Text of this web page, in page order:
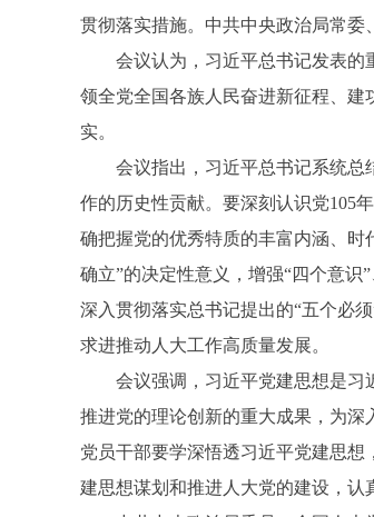
贯彻落实措施。中共中央政治局常委
会议认为，习近平总书记发表的重
领全党全国各族人民奋进新征程、
实。
会议指出，习近平总书记系统总结
作的历史性贡献。要深刻认识党105
确把握党的优秀特质的丰富内涵、
确立”的决定性意义，增强“四个意识
深入贯彻落实总书记提出的“五个必
求进推动人大工作高质量发展。
会议强调，习近平党建思想是习近
推进党的理论创新的重大成果，为深
党员干部要学深悟透习近平党建思
建思想谋划和推进人大党的建设，认